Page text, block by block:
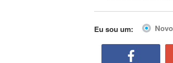
Abstract Window Toolkit
Eu sou um: